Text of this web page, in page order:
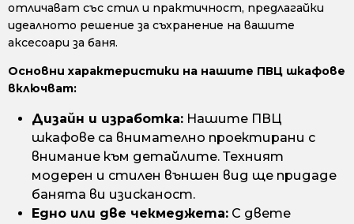
отличават със стил и практичност, предлагайки
идеалното решение за съхранение на вашите
аксесоари за баня.
Основни характеристики на нашите ПВЦ шкафове
включват:
Дизайн и изработка: Нашите ПВЦ
шкафове са внимателно проектирани с
внимание към детайлите. Техният
модерен и стилен външен вид ще придаде
банята ви изисканост.
Едно или две чекмеджета: С двете